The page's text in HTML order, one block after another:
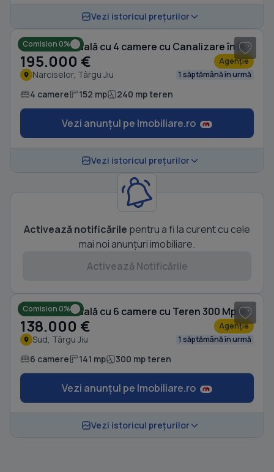
Vezi istoricul prețurilor
Comision 0% Casă individuală cu 4 camere cu Canalizare în Narciselor
195.000 € Agenție
Narciselor, Târgu Jiu 1 săptămână în urmă
4 camere 152 mp 240 mp teren
Vezi anunțul pe Imobiliare.ro
Vezi istoricul prețurilor
Activează notificările pentru a fi la curent cu cele
mai noi anunțuri imobiliare.
Activează Notificările
Comision 0% Casă individuală cu 6 camere cu Teren 300 Mp în Sud
138.000 € Agenție
Sud, Târgu Jiu 1 săptămână în urmă
6 camere 141 mp 300 mp teren
Vezi anunțul pe Imobiliare.ro
Vezi istoricul prețurilor